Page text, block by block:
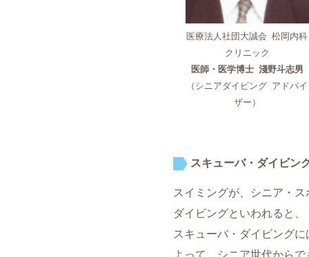
医療法人社団大誠会 松岡内科
クリニック
医師・医学博士 淺野斗志男
（シニアダイビング アドバイ
ザー）
スキューバ・ダイビン
スイミングが、シニア・
ダイビングといわれると
スキューバ・ダイビング